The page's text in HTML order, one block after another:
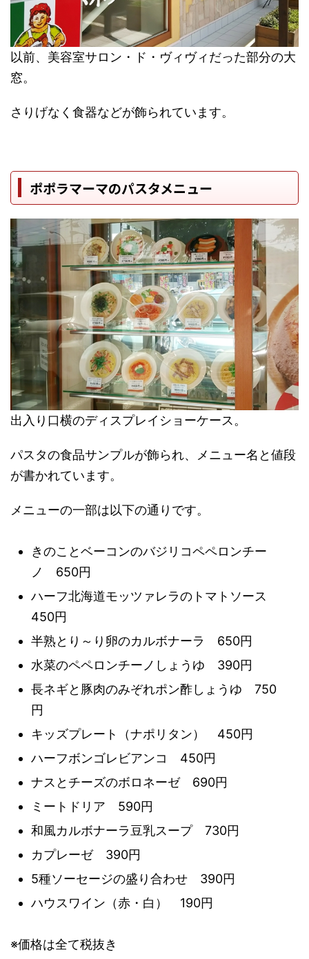
以前、美容室サロン・ド・ヴィヴィだった部分の大
窓。
さりげなく食器などが飾られています。
ポポラマーマのパスタメニュー
出入り口横のディスプレイショーケース。
パスタの食品サンプルが飾られ、メニュー名と値段
が書かれています。
メニューの一部は以下の通りです。
きのことベーコンのバジリコペペロンチー
ノ 650円
ハーフ北海道モッツァレラのトマトソース
450円
半熟とり～り卵のカルボナーラ 650円
水菜のペペロンチーノしょうゆ 390円
長ネギと豚肉のみぞれポン酢しょうゆ 750
円
キッズプレート（ナポリタン） 450円
ハーフボンゴレビアンコ 450円
ナスとチーズのボロネーゼ 690円
ミートドリア 590円
和風カルボナーラ豆乳スープ 730円
カプレーゼ 390円
5種ソーセージの盛り合わせ 390円
ハウスワイン（赤・白） 190円
※価格は全て税抜き